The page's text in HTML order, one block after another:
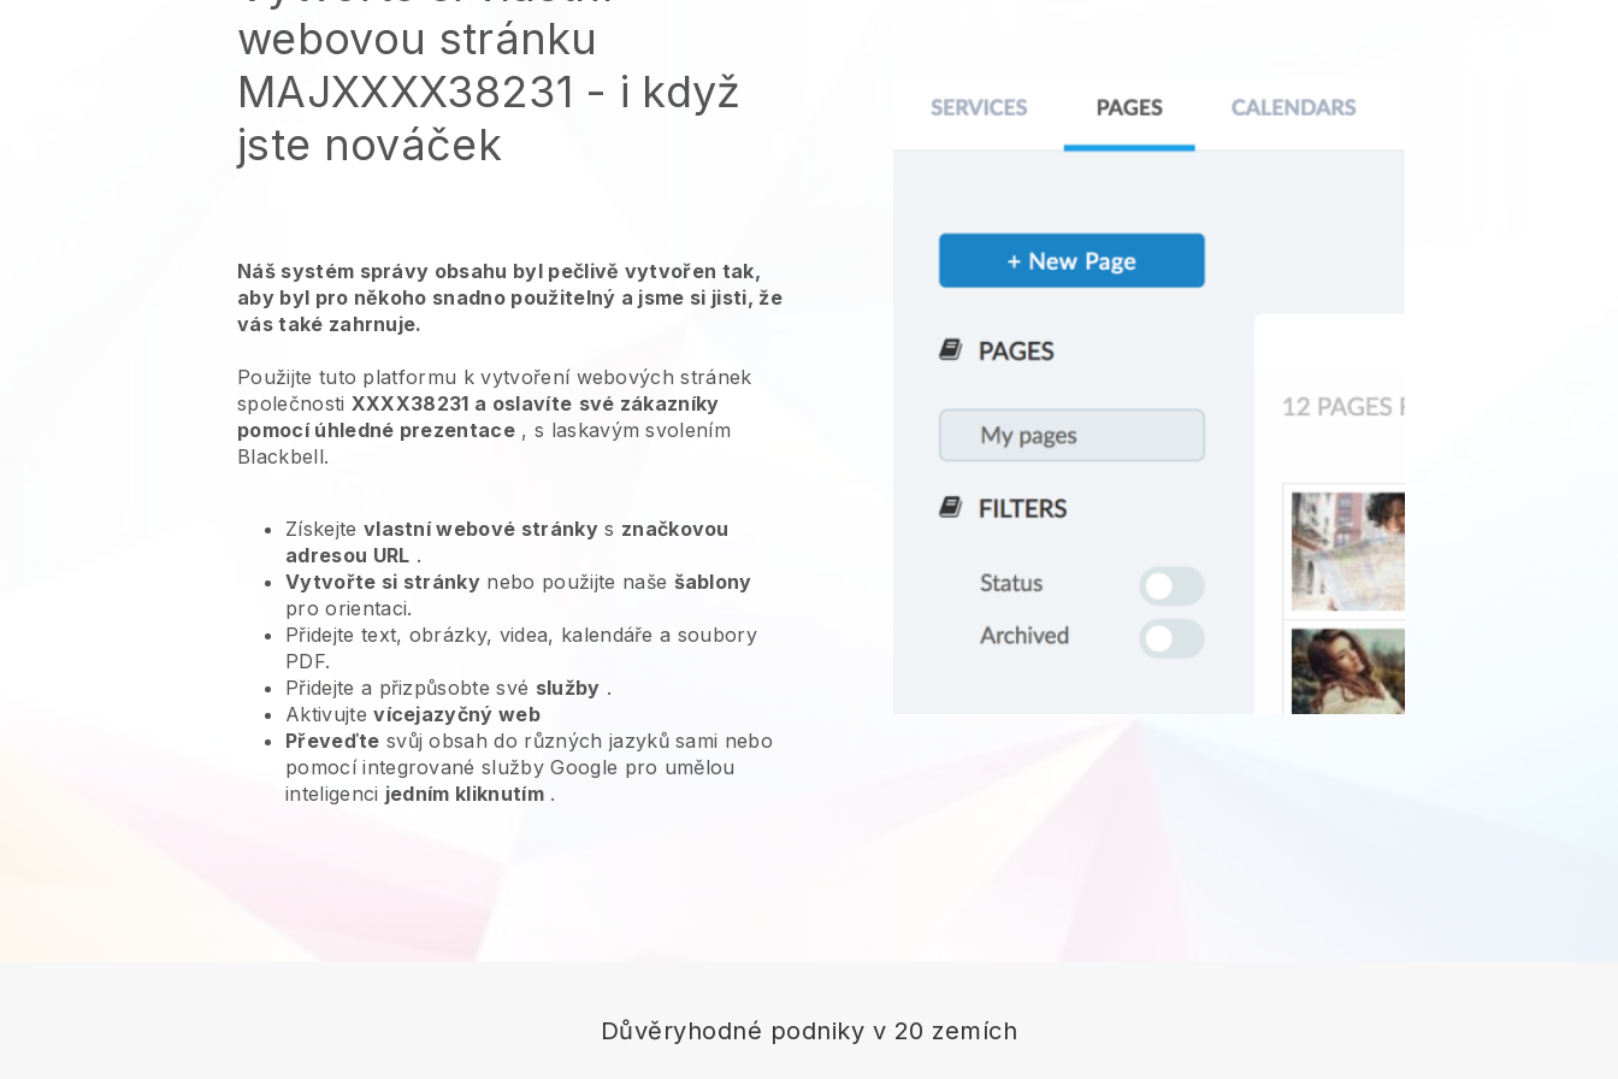
webovou stránku
MAJXXXX38231 - i když
jste nováček
Náš systém správy obsahu byl pečlivě vytvořen tak,
aby byl pro někoho snadno použitelný a jsme si jisti, že
vás také zahrnuje.
Použijte tuto platformu k vytvoření webových stránek
společnosti XXXX38231 a oslavíte své zákazníky
pomocí úhledné prezentace , s laskavým svolením
Blackbell.
Získejte vlastní webové stránkys značkovou
adresou URL .
Vytvořte si stránky nebo použijte naše šablony
pro orientaci.
Přidejte text, obrázky, videa, kalendáře a soubory
PDF.
Přidejte a přizpůsobte své služby .
Aktivujtevícejazyčný web
Převeďte svůj obsah do různých jazyků sami nebo
pomocí integrované služby Google pro umělou
inteligenci jedním kliknutím.
Důvěryhodné podniky v 20 zemích